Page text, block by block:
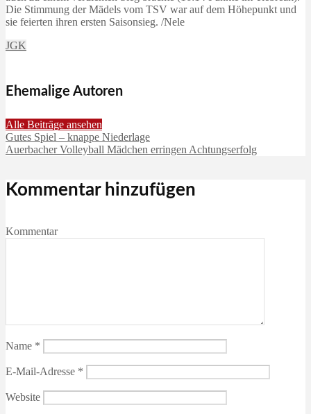
Die Stimmung der Mädels vom TSV war auf dem Höhepunkt und
sie feierten ihren ersten Saisonsieg. /Nele
JGK
Ehemalige Autoren
Alle Beiträge ansehen
Gutes Spiel – knappe Niederlage
Auerbacher Volleyball Mädchen erringen Achtungserfolg
Kommentar hinzufügen
Kommentar
Name *
E-Mail-Adresse *
Website